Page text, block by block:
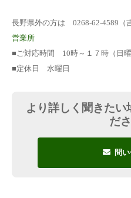
長野県外の方は 0268-62-4589（
営業所
■ご対応時間 10時～１７時（日曜
■定休日 水曜日
より詳しく聞きたい
だ
問